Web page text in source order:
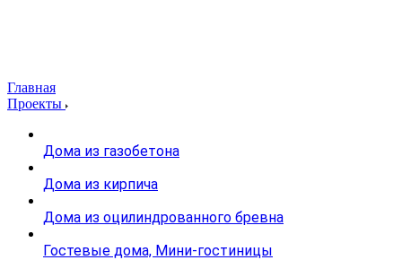
Главная
Проекты
Дома из газобетона
Дома из кирпича
Дома из оцилиндрованного бревна
Гостевые дома, Мини-гостиницы